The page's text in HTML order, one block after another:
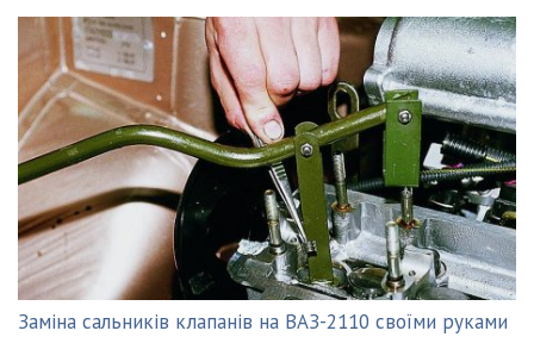
Заміна сальників клапанів на ВАЗ-2110 своїми руками